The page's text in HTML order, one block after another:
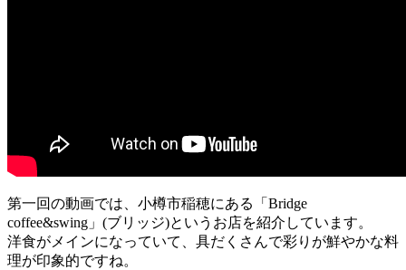
第一回の動画では、小樽市稲穂にある「Bridge
coffee&swing」(ブリッジ)というお店を紹介しています。
洋食がメインになっていて、具だくさんで彩りが鮮やかな料
理が印象的ですね。